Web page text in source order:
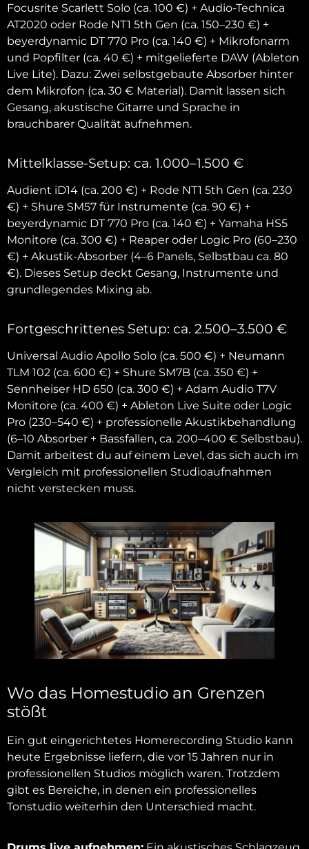
Focusrite Scarlett Solo (ca. 100 €) + Audio-Technica
AT2020 oder Rode NT1 5th Gen (ca. 150–230 €) +
beyerdynamic DT 770 Pro (ca. 140 €) + Mikrofonarm
und Popfilter (ca. 40 €) + mitgelieferte DAW (Ableton
Live Lite). Dazu: Zwei selbstgebaute Absorber hinter
dem Mikrofon (ca. 30 € Material). Damit lassen sich
Gesang, akustische Gitarre und Sprache in
brauchbarer Qualität aufnehmen.
Mittelklasse-Setup: ca. 1.000–1.500 €
Audient iD14 (ca. 200 €) + Rode NT1 5th Gen (ca. 230
€) + Shure SM57 für Instrumente (ca. 90 €) +
beyerdynamic DT 770 Pro (ca. 140 €) + Yamaha HS5
Monitore (ca. 300 €) + Reaper oder Logic Pro (60–230
€) + Akustik-Absorber (4–6 Panels, Selbstbau ca. 80
€). Dieses Setup deckt Gesang, Instrumente und
grundlegendes Mixing ab.
Fortgeschrittenes Setup: ca. 2.500–3.500 €
Universal Audio Apollo Solo (ca. 500 €) + Neumann
TLM 102 (ca. 600 €) + Shure SM7B (ca. 350 €) +
Sennheiser HD 650 (ca. 300 €) + Adam Audio T7V
Monitore (ca. 400 €) + Ableton Live Suite oder Logic
Pro (230–540 €) + professionelle Akustikbehandlung
(6–10 Absorber + Bassfallen, ca. 200–400 € Selbstbau).
Damit arbeitest du auf einem Level, das sich auch im
Vergleich mit professionellen Studioaufnahmen
nicht verstecken muss.
Wo das Homestudio an Grenzen
stößt
Ein gut eingerichtetes Homerecording Studio kann
heute Ergebnisse liefern, die vor 15 Jahren nur in
professionellen Studios möglich waren. Trotzdem
gibt es Bereiche, in denen ein professionelles
Tonstudio weiterhin den Unterschied macht.